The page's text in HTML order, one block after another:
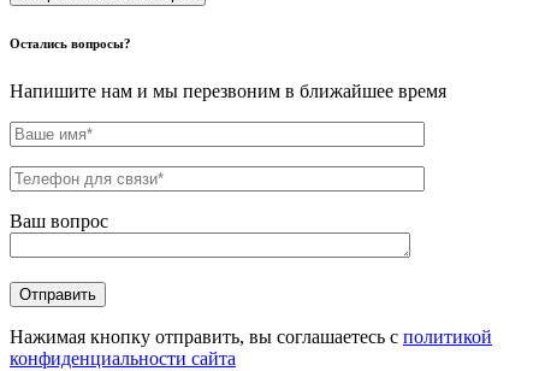
Остались вопросы?
Напишите нам и мы перезвоним в ближайшее время
Ваш вопрос
Нажимая кнопку отправить, вы соглашаетесь с политикой
конфиденциальности сайта